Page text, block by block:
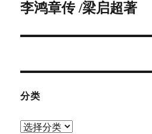
下
李鸿章传 /梁启超著
分类
分